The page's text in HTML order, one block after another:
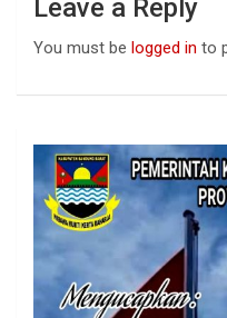
Leave a Reply
You must be logged in to